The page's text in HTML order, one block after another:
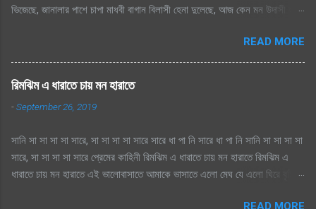
ভিজেছে, জানালার পাশে চাপা মাধবী বাগান বিলাসী হেনা দুলেছে, আজ কেন মন উদাসী হয়ে
হাসের জলকেলী পথিকের পায়ে হাটা থেমেছে, আজ কেন মন উদাসী হয়ে দূর অজানায় চায়
হারাতে, শ্রাবনের মেঘগুলো জড়ো হলো আকাশে অঝরে নামবে বুঝি শ্রাবনেই ঝরায়ে, আজ
কেন মন উদাসী হয়ে দূর অজানায় চায় হারাতে
READ MORE
রিমঝিম এ ধারাতে চায় মন হারাতে
-September 26, 2019
সানি সা সা সা সা সারে, সা সা সা সা সারে সারে ধা পা নি সারে ধা পা নি সানি সা সা সা সা
সারে, সা সা সা সা সারে প্রেমের কাহিনী রিমঝিম এ ধারাতে চায় মন হারাতে রিমঝিম এ
ধারাতে চায় মন হারাতে এই ভালোবাসাতে আমাকে ভাসাতে এলো মেঘ যে এলো ঘিরে বৃষ্টি
READ MORE